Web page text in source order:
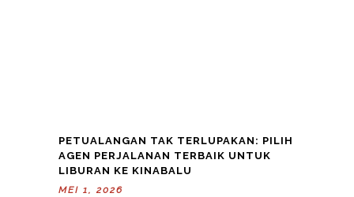
PETUALANGAN TAK TERLUPAKAN: PILIH
AGEN PERJALANAN TERBAIK UNTUK
LIBURAN KE KINABALU
MEI 1, 2026